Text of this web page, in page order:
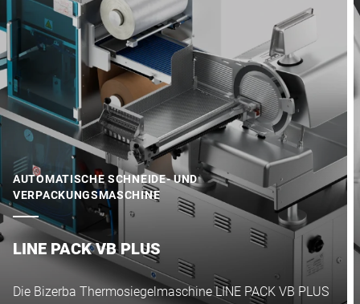
AUTOMATISCHE SCHNEIDE- UND
VERPACKUNGSMASCHINE
LINE PACK VB PLUS
Die Bizerba Thermosiegelmaschine LINE PACK VB PLUS